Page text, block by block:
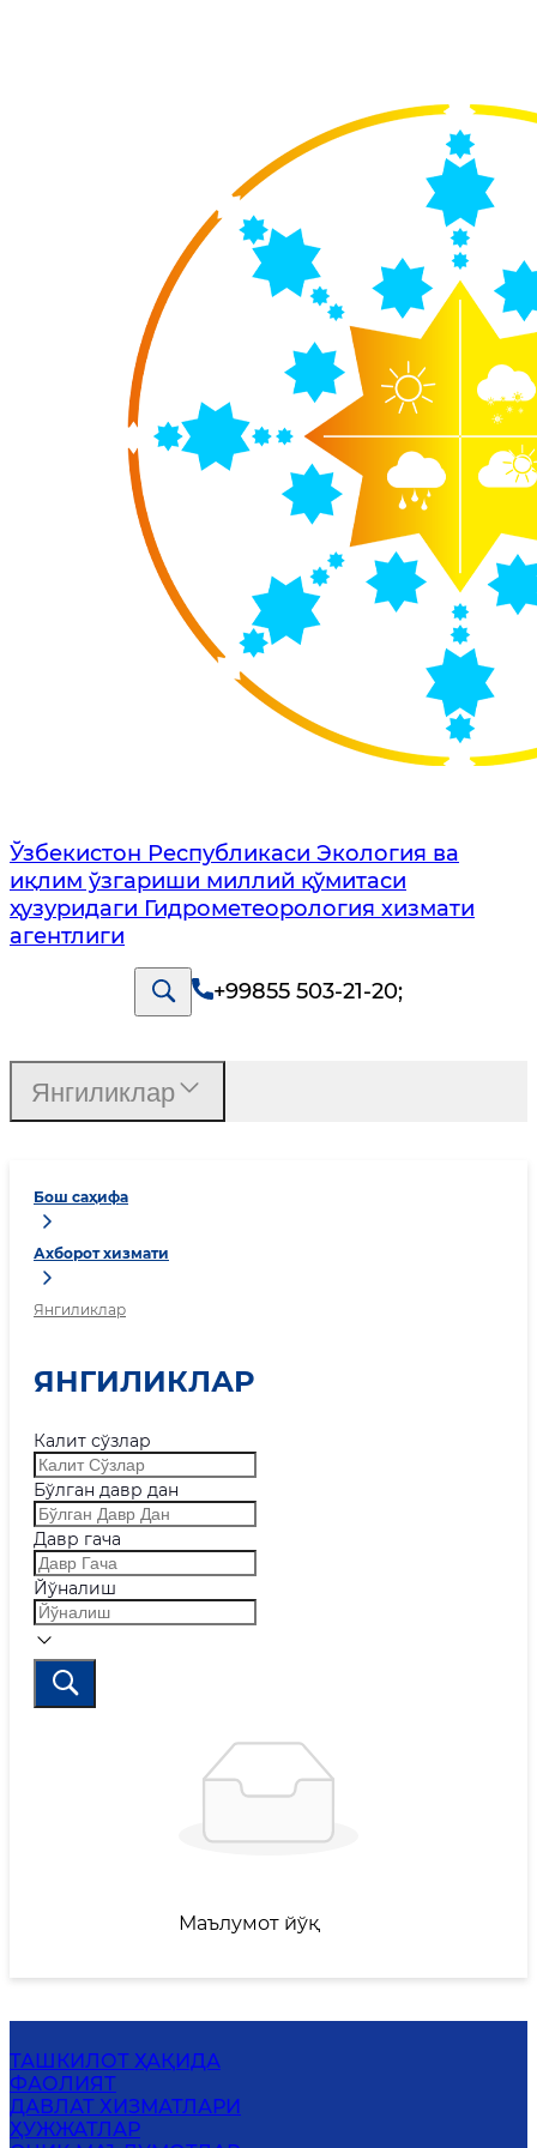
Ўзбекистон Республикаси Экология ва
иқлим ўзгариши миллий қўмитаси
ҳузуридаги Гидрометеорология хизмати
агентлиги
+99855 503-21-20;
Бош саҳифа
Ахборот хизмати
Янгиликлар
ЯНГИЛИКЛАР
Калит сўзлар
Бўлган давр дан
Давр гача
Йўналиш
Маълумот йўқ
Янгиликлар
ТАШКИЛОТ ҲАҚИДА
ФАОЛИЯТ
ДАВЛАТ ХИЗМАТЛАРИ
ҲУЖЖАТЛАР